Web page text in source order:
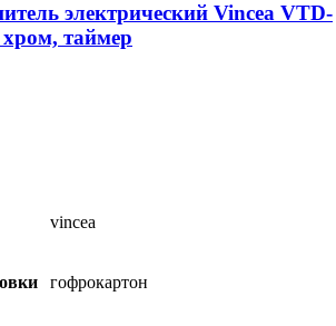
электрический Vincea VTD-
таймер
vincea
гофрокартон